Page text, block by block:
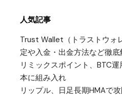
人気記事
Trust Wallet（トラストウォ
定や入金・出金方法など徹底
リミックスポイント、BTC
本に組み入れ
リップル、日足長期HMAで